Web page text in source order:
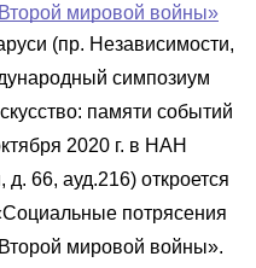
мировой войны»
(пр. Независимости,
симпозиум
памяти событий
2020 г. в НАН
66, ауд.216) откроется
потрясения
мировой войны».